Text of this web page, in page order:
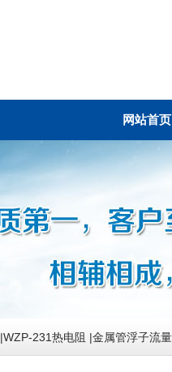
网站首页
|WZP-231热电阻 |金属管浮子流量